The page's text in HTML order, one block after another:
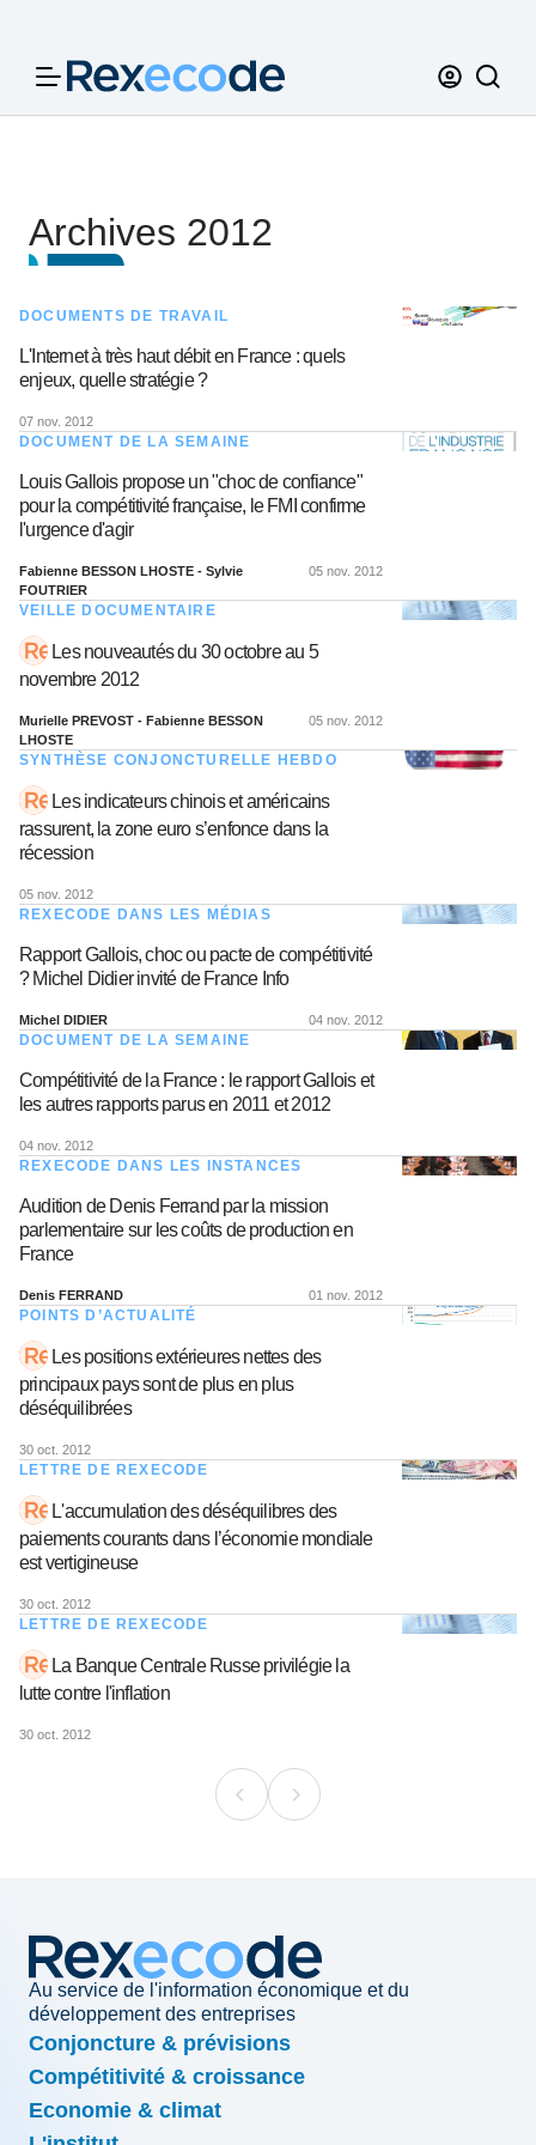
Archives 2012
DOCUMENTS DE TRAVAIL
L'Internet à très haut débit en France : quels
enjeux, quelle stratégie ?
07 nov. 2012
DOCUMENT DE LA SEMAINE
Louis Gallois propose un "choc de confiance"
pour la compétitivité française, le FMI confirme
l'urgence d'agir
Fabienne BESSON LHOSTE - Sylvie
FOUTRIER
05 nov. 2012
VEILLE DOCUMENTAIRE
Les nouveautés du 30 octobre au 5
novembre 2012
Murielle PREVOST - Fabienne BESSON
LHOSTE
05 nov. 2012
SYNTHÈSE CONJONCTURELLE HEBDO
Les indicateurs chinois et américains
rassurent, la zone euro s’enfonce dans la
récession
05 nov. 2012
REXECODE DANS LES MÉDIAS
Rapport Gallois, choc ou pacte de compétitivité
? Michel Didier invité de France Info
Michel DIDIER 04 nov. 2012
DOCUMENT DE LA SEMAINE
Compétitivité de la France : le rapport Gallois et
les autres rapports parus en 2011 et 2012
04 nov. 2012
REXECODE DANS LES INSTANCES
Audition de Denis Ferrand par la mission
parlementaire sur les coûts de production en
France
Denis FERRAND 01 nov. 2012
POINTS D’ACTUALITÉ
Les positions extérieures nettes des
principaux pays sont de plus en plus
déséquilibrées
30 oct. 2012
LETTRE DE REXECODE
L'accumulation des déséquilibres des
paiements courants dans l’économie mondiale
est vertigineuse
30 oct. 2012
LETTRE DE REXECODE
La Banque Centrale Russe privilégie la
lutte contre l'inflation
30 oct. 2012
Au service de l'information économique et du
développement des entreprises
Conjoncture & prévisions
Compétitivité & croissance
Economie & climat